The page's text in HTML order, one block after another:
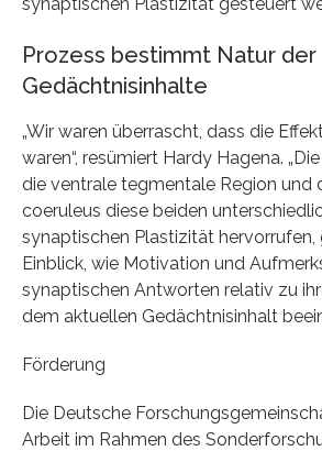
Prozess bestimmt Natur der
Gedächtnisinhalte
„Wir waren überrascht, dass die
waren“, resümiert Hardy Hagena.
die ventrale tegmentale Region und
coeruleus diese beiden
synaptischen Plastizität hervorrufen,
Einblick, wie Motivation und
synaptischen Antworten relativ zu
dem aktuellen Gedächtnisinhalt
Förderung
Die Deutsche
Arbeit im Rahmen des